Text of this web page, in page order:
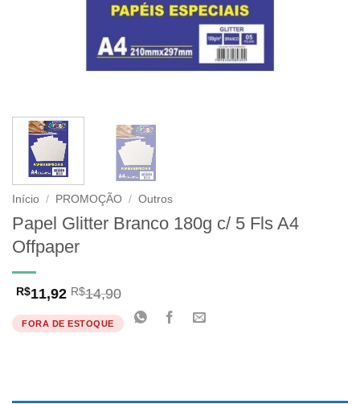
Início / PROMOÇÃO / Outros
Papel Glitter Branco 180g c/ 5 Fls A4
Offpaper
R$11,92 R$14,90
FORA DE ESTOQUE